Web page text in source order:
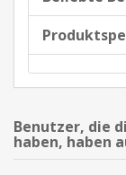
Benutzer, die
haben, haben